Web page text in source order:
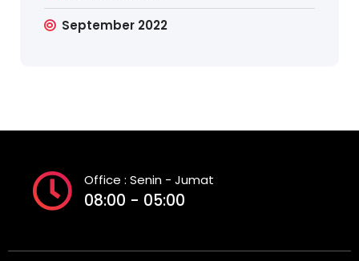
September 2022
Office : Senin - Jumat
08:00 - 05:00